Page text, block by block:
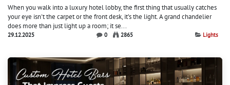
When you walk into a luxury hotel lobby, the first thing that usually catches
your eye isn't the carpet or the front desk, it’s the light. A grand chandelier
does more than just light up a room; it se...
29.12.2025 0 2865 Lights